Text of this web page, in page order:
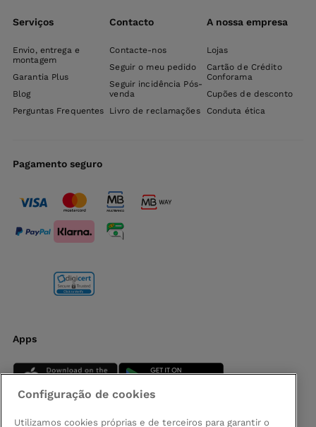
Serviços
Envio, entrega e
montagem
Garantia Plus
Blog
Perguntas Frequentes
Contacto
Contacte-nos
Seguir o meu pedido
Seguir incidência Pós-
venda
Livro de reclamações
A nossa empresa
Lojas
Cartão de Crédito
Conforama
Cupões de desconto
Conduta ética
Pagamento seguro
Apps
Configuração de cookies
Utilizamos cookies próprias e de terceiros para garantir o